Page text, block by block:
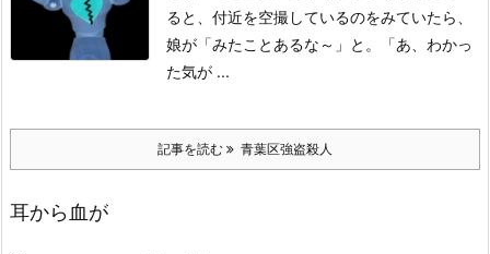
ると、付近を空撮しているのをみていたら、
娘が「みたことあるな～」と。
「あ、わかっ
た気が ...
記事を読む 青葉区強盗殺人
耳から血が